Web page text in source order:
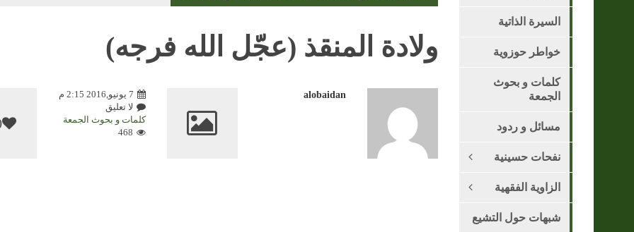
السيرة الذاتية
خواطر حوزوية
كلمات و بحوث
الجمعة
مسائل و ردود
نفحات حسينية
الزاوية الفقهية
شبهات حول التشيع
ولادة المنقذ (عجّل الله فرجه)
alobaidan
7 يونيو,2016 2:15 م
لا تعليق
كلمات و بحوث الجمعة
468